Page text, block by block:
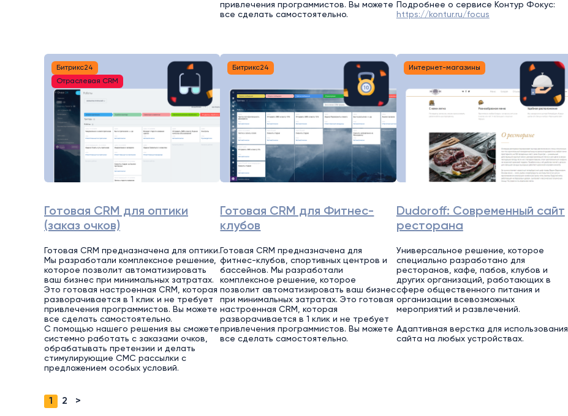
привлечения программистов. Вы можете
все сделать самостоятельно.
Подробнее о сервисе Контур Фокус:
https://kontur.ru/focus
Битрикс24
Отраслевая CRM
Готовая CRM для оптики
(заказ очков)
Готовая CRM предназначена для оптики.
Мы разработали комплексное решение,
которое позволит автоматизировать
ваш бизнес при минимальных затратах.
Это готовая настроенная CRM, которая
разворачивается в 1 клик и не требует
привлечения программистов. Вы можете
все сделать самостоятельно.
С помощью нашего решения вы сможете
системно работать с заказами очков,
обрабатывать претензии и делать
стимулирующие СМС рассылки с
предложением особых условий.
Битрикс24
Готовая CRM для Фитнес-
клубов
Готовая CRM предназначена для
фитнес-клубов, спортивных центров и
бассейнов. Мы разработали
комплексное решение, которое
позволит автоматизировать ваш бизнес
при минимальных затратах. Это готовая
настроенная CRM, которая
разворачивается в 1 клик и не требует
привлечения программистов. Вы можете
все сделать самостоятельно.
Интернет-магазины
Dudoroff: Современный сайт
ресторана
Универсальное решение, которое
специально разработано для
ресторанов, кафе, пабов, клубов и
других организаций, работающих в
сфере общественного питания и
организации всевозможных
мероприятий и развлечений.
Адаптивная верстка для использования
сайта на любых устройствах.
1 2 >